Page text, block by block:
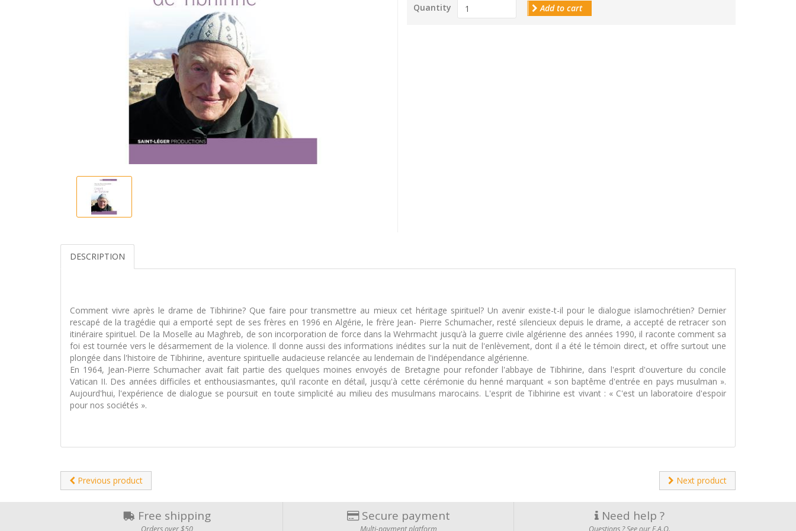
Quantity Add to cart
DESCRIPTION
Comment vivre après le drame de Tibhirine? Que faire pour transmettre au mieux cet héritage spirituel? Un avenir existe-t-il pour le dialogue islamochrétien? Dernier
rescapé de la tragédie qui a emporté sept de ses frères en 1996 en Algérie, le frère Jean- Pierre Schumacher, resté silencieux depuis le drame, a accepté de retracer son
itinéraire spirituel. De la Moselle au Maghreb, de son incorporation de force dans la Wehrmacht jusqu’à la guerre civile algérienne des années 1990, il raconte comment sa
foi est tournée vers le désarmement de la violence. Il donne aussi des informations inédites sur la nuit de l'enlèvement, dont il a été le témoin direct, et offre surtout une
plongée dans l'histoire de Tibhirine, aventure spirituelle audacieuse relancée au lendemain de l'indépendance algérienne.
En 1964, Jean-Pierre Schumacher avait fait partie des quelques moines envoyés de Bretagne pour refonder l'abbaye de Tibhirine, dans l'esprit d'ouverture du concile
Vatican II. Des années difficiles et enthousiasmantes, qu'il raconte en détail, jusqu'à cette cérémonie du henné marquant « son baptême d'entrée en pays musulman ».
Aujourd'hui, l'expérience de dialogue se poursuit en toute simplicité au milieu des musulmans marocains. L'esprit de Tibhirine est vivant : « C'est un laboratoire d'espoir
pour nos sociétés ».
Previous product Next product
Free shipping
Orders over $50
Secure payment
Multi-payment platform
Need help ?
Questions ? See our F.A.Q.